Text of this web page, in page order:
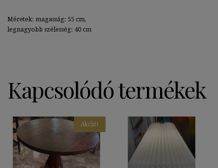
Méretek: magasság: 55 cm,
legnagyobb szélesség: 40 cm
Kapcsolódó termékek
Akció!